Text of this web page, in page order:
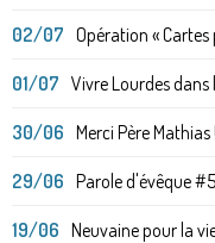
02/07 Opération «
01/07 Vivre Lourdes dans
30/06 Merci Père Mathias !
29/06 Parole d'évêque
19/06 Neuvaine pour la